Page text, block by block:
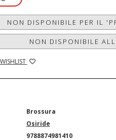
NON DISPONIBILE PER IL
NON DISPONIBILE
Brossura
Osiride
9788874981410